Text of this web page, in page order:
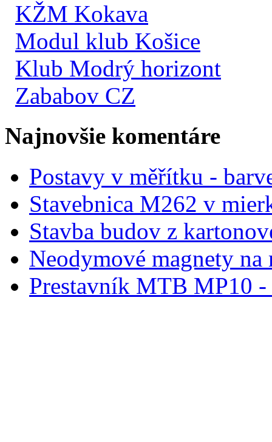
KŽM Kokava
Modul klub Košice
Klub Modrý horizont
Zababov CZ
Najnovšie komentáre
Postavy v měřítku -
Stavebnica M262 v
Stavba budov z
Neodymové magnety na
Prestavník MTB MP10